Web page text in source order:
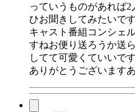
っていうものがあれば
ひお聞きしてみたいで
キャスト番組コンシェ
すねお便り送ろうか送
してて可愛くていいで
ありがとうございます